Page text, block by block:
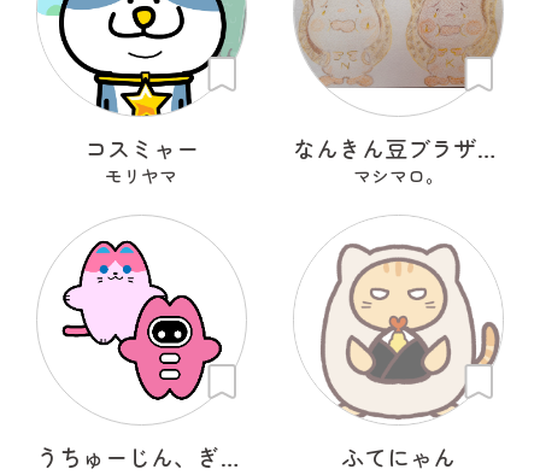
コスミャー
モリヤマ
なんきん豆ブラザーズNナンKキンちゃん
マシマロ。
うちゅーじん、ぎたいちゅー ふてにゃん